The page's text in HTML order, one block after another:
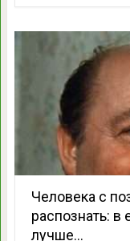
Человека с
распознать: в
лучше…